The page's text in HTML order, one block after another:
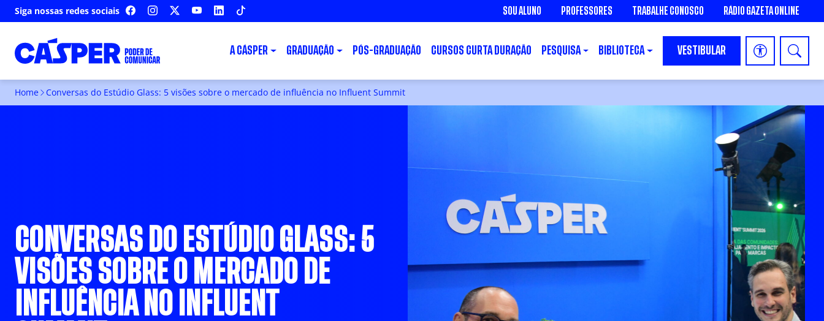
Siga nossas redes sociais FACEBOOKINSTAGRAM YOUTUBELINKEDIN SOU ALUNO PROFESSORES TRABALHE CONOSCO RÁDIO GAZETA ONLINE
A CÁSPER GRADUAÇÃO PÓS-GRADUAÇÃO CURSOS CURTA DURAÇÃO PESQUISA BIBLIOTECA VESTIBULAR
Home Conversas do Estúdio Glass: 5 visões sobre o mercado de influência no Influent Summit
CONVERSAS DO ESTÚDIO GLASS: 5
VISÕES SOBRE O MERCADO DE
INFLUÊNCIA NO INFLUENT